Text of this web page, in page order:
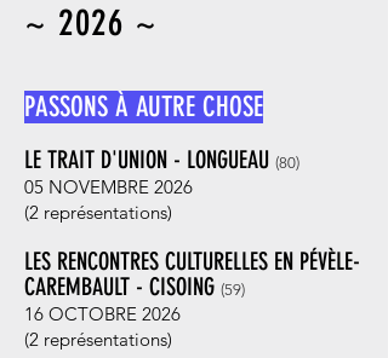
~ 2026 ~
PASSONS À AUTRE CHOSE
LE TRAIT D'UNION - LONGUEAU (80)
05 NOVEMBRE 2026
(2 représentations)
LES RENCONTRES CULTURELLES EN PÉVÈLE-
CAREMBAULT - CISOING (59)
16 OCTOBRE 2026
(2 représentations)